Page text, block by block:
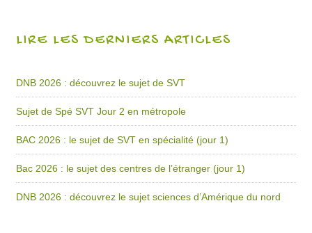
LIRE LES DERNIERS ARTICLES
DNB 2026 : découvrez le sujet de SVT
Sujet de Spé SVT Jour 2 en métropole
BAC 2026 : le sujet de SVT en spécialité (jour 1)
Bac 2026 : le sujet des centres de l’étranger (jour 1)
DNB 2026 : découvrez le sujet sciences d’Amérique du nord